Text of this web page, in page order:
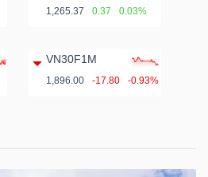
1,265.37 0.37 0.03%
VN30F1M
1,896.00 -17.80 -0.93%